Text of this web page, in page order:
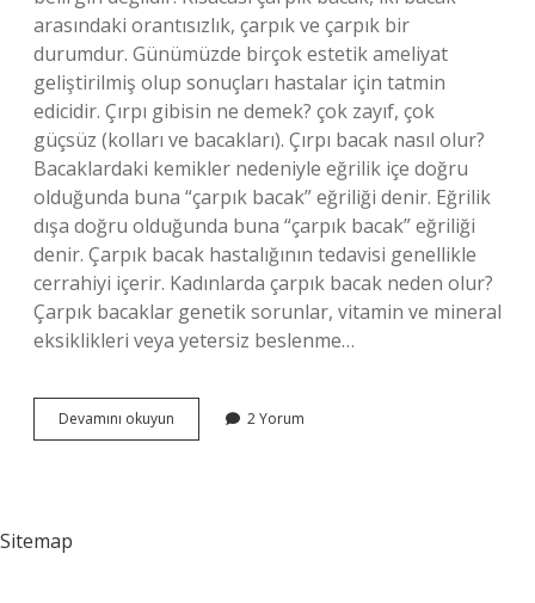
arasındaki orantısızlık, çarpık ve çarpık bir
durumdur. Günümüzde birçok estetik ameliyat
geliştirilmiş olup sonuçları hastalar için tatmin
edicidir. Çırpı gibisin ne demek? çok zayıf, çok
güçsüz (kolları ve bacakları). Çırpı bacak nasıl olur?
Bacaklardaki kemikler nedeniyle eğrilik içe doğru
olduğunda buna “çarpık bacak” eğriliği denir. Eğrilik
dışa doğru olduğunda buna “çarpık bacak” eğriliği
denir. Çarpık bacak hastalığının tedavisi genellikle
cerrahiyi içerir. Kadınlarda çarpık bacak neden olur?
Çarpık bacaklar genetik sorunlar, vitamin ve mineral
eksiklikleri veya yetersiz beslenme…
Devamını okuyun
Bacaklı
2 Yorum
Sitemap